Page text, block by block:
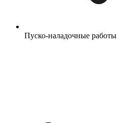
Пуско-наладочные работы